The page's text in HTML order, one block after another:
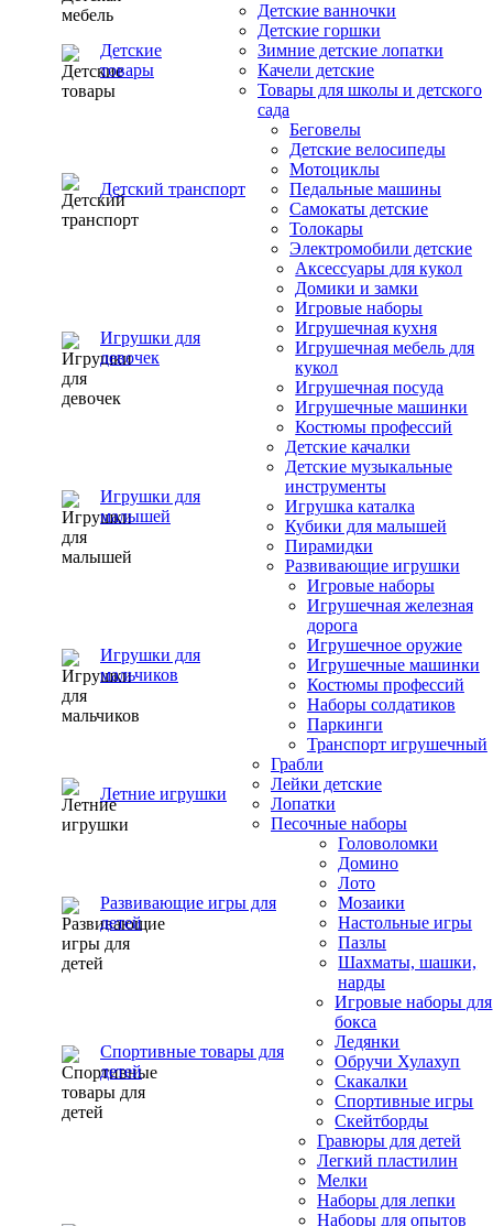
Детские
товары
Детские ванночки
Детские горшки
Зимние детские лопатки
Качели детские
Товары для школы и детского
сада
Детский транспорт
Беговелы
Детские велосипеды
Мотоциклы
Педальные машины
Самокаты детские
Толокары
Электромобили детские
Игрушки для
девочек
Аксессуары для кукол
Домики и замки
Игровые наборы
Игрушечная кухня
Игрушечная мебель для
кукол
Игрушечная посуда
Игрушечные машинки
Костюмы профессий
Игрушки для
малышей
Детские качалки
Детские музыкальные
инструменты
Игрушка каталка
Кубики для малышей
Пирамидки
Развивающие игрушки
Игрушки для
мальчиков
Игровые наборы
Игрушечная железная
дорога
Игрушечное оружие
Игрушечные машинки
Костюмы профессий
Наборы солдатиков
Паркинги
Транспорт игрушечный
Летние игрушки
Грабли
Лейки детские
Лопатки
Песочные наборы
Развивающие игры для
детей
Головоломки
Домино
Лото
Мозаики
Настольные игры
Пазлы
Шахматы, шашки,
нарды
Спортивные товары для
детей
Игровые наборы для
бокса
Ледянки
Обручи Хулахуп
Скакалки
Спортивные игры
Скейтборды
Гравюры для детей
Легкий пластилин
Мелки
Наборы для лепки
Наборы для опытов